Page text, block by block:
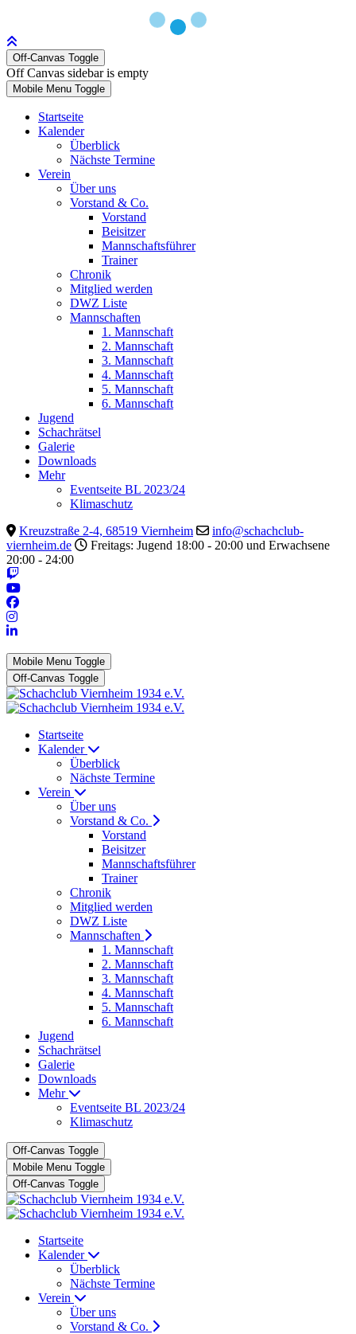
Off-Canvas Toggle
Off Canvas sidebar is empty
Mobile Menu Toggle
Startseite
Kalender
Überblick
Nächste Termine
Verein
Über uns
Vorstand & Co.
Vorstand
Beisitzer
Mannschaftsführer
Trainer
Chronik
Mitglied werden
DWZ Liste
Mannschaften
1. Mannschaft
2. Mannschaft
3. Mannschaft
4. Mannschaft
5. Mannschaft
6. Mannschaft
Jugend
Schachrätsel
Galerie
Downloads
Mehr
Eventseite BL 2023/24
Klimaschutz
Kreuzstraße 2-4, 68519 Viernheim
info@schachclub-
viernheim.de
Freitags: Jugend 18:00 - 20:00 und Erwachsene
20:00 - 24:00
Mobile Menu Toggle
Off-Canvas Toggle
Startseite
Kalender
Überblick
Nächste Termine
Verein
Über uns
Vorstand & Co.
Vorstand
Beisitzer
Mannschaftsführer
Trainer
Chronik
Mitglied werden
DWZ Liste
Mannschaften
1. Mannschaft
2. Mannschaft
3. Mannschaft
4. Mannschaft
5. Mannschaft
6. Mannschaft
Jugend
Schachrätsel
Galerie
Downloads
Mehr
Eventseite BL 2023/24
Klimaschutz
Off-Canvas Toggle
Mobile Menu Toggle
Off-Canvas Toggle
Startseite
Kalender
Überblick
Nächste Termine
Verein
Über uns
Vorstand & Co.